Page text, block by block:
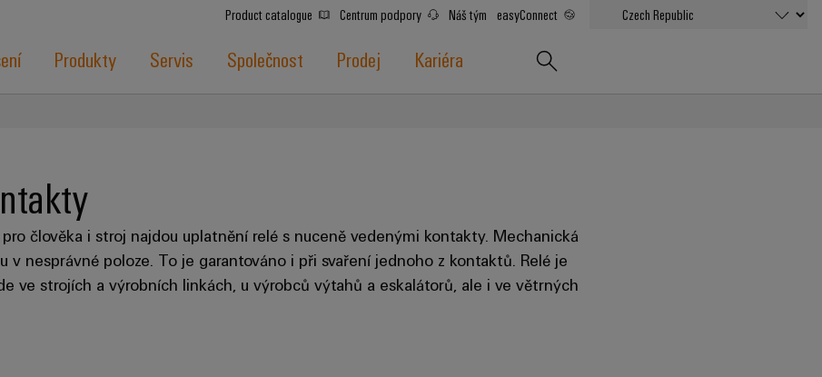
Product catalogue Centrum podpory Náš tým easyConnect
Produkty Servis Společnost Prodej Kariéra
člověka i stroj najdou uplatnění relé s nuceně vedenými kontakty. Mechanická
nesprávné poloze. To je garantováno i při svaření jednoho z kontaktů. Relé je
ve strojích a výrobních linkách, u výrobců výtahů a eskalátorů, ale i ve větrných